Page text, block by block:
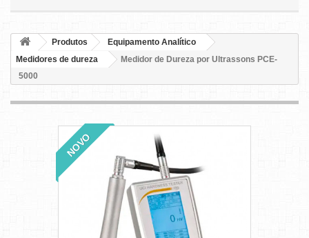
Produtos
Equipamento Analítico
Medidores de dureza
Medidor de Dureza por Ultrassons PCE-
5000
NOVO